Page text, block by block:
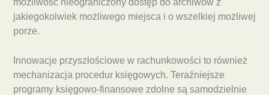
jakiegokolwiek możliwego miejsca i o wszelkiej możliwej
porze.
Innowacje przyszłościowe w rachunkowości to również
mechanizacja procedur księgowych. Teraźniejsze
programy księgowo-finansowe zdolne są samodzielnie